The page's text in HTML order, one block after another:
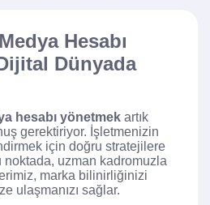
Hesabı
Dünyada
hesabı yönetmek artık
gerektiriyor. İşletmenizin
için doğru stratejilere
noktada, uzman kadromuzla
marka bilinirliğinizi
ulaşmanızı sağlar.